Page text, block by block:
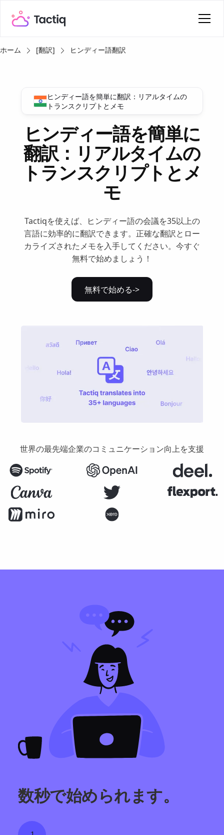
ホーム [翻訳] ヒンディー語翻訳
ヒンディー語を簡単に翻訳：リアルタイムの
トランスクリプトとメモ
ヒンディー語を簡単に
翻訳：リアルタイムの
トランスクリプトとメ
モ
Tactiqを使えば、ヒンディー語の会議を35以上の
言語に効率的に翻訳できます。正確な翻訳とロー
カライズされたメモを入手してください。今すぐ
無料で始めましょう！
無料で始める->
世界の最先端企業のコミュニケーション向上を支援
数秒で始められます。